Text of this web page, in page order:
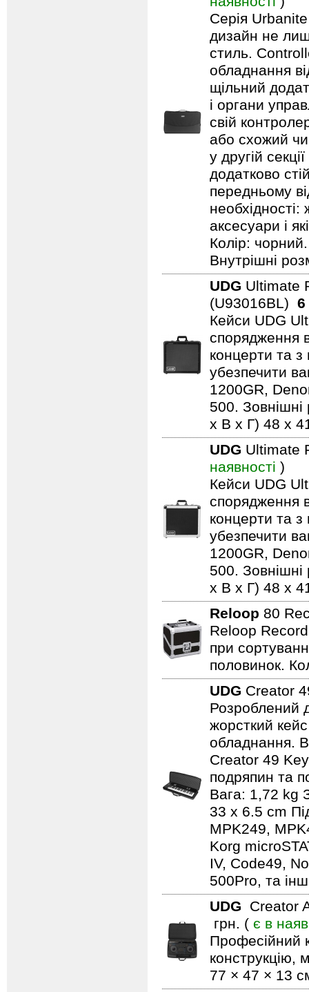
Серія
дизайн не
стиль.
обладнання
щільний
і органи
свій
або схожий
у другій
додатково
передньому
аксесуари і
Колір:
Внутрішні
UDG Ultimate
(U93016BL) 6
Кейси UDG
спорядження
концерти та з
убезпечити
1200GR,
500.
x В x Г) 48 x
UDG Ultimate
наявності )
Кейси UDG
спорядження
концерти та з
убезпечити
1200GR,
500.
x В x Г) 48 x
Reloop 80
Reloop
при
половинок.
UDG Creator
Розроблений
жорсткий
обладнання.
Creator 49
подряпин та
Вага: 1,72 kg
33 x 6.5 cm
MPK249,
Korg
IV, Code49,
500Pro, та
UDG Creator
грн. ( є в
Професійний
конструкцію,
77 × 47 × 13